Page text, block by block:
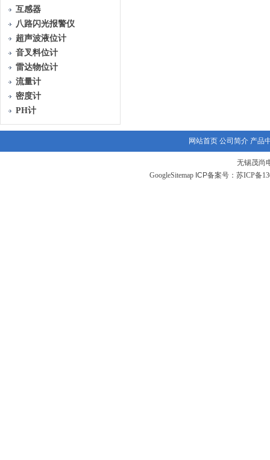
互感器
八路闪光报警仪
超声波液位计
音叉料位计
雷达物位计
流量计
密度计
PH计
网站首页 公司简介 产品
无锡茂尚
GoogleSitemapICP备案号： 苏ICP备